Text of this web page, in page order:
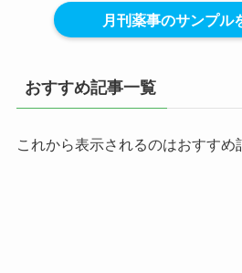
月刊薬事のサンプル
おすすめ記事一覧
これから表示されるのはおすすめ